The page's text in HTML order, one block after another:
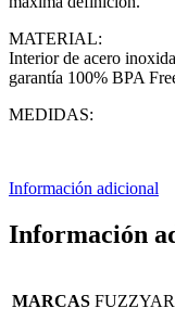
MATERIAL:
Interior de acero
garantía 100% BPA
MEDIDAS:
Información adicional
Información
MARCAS